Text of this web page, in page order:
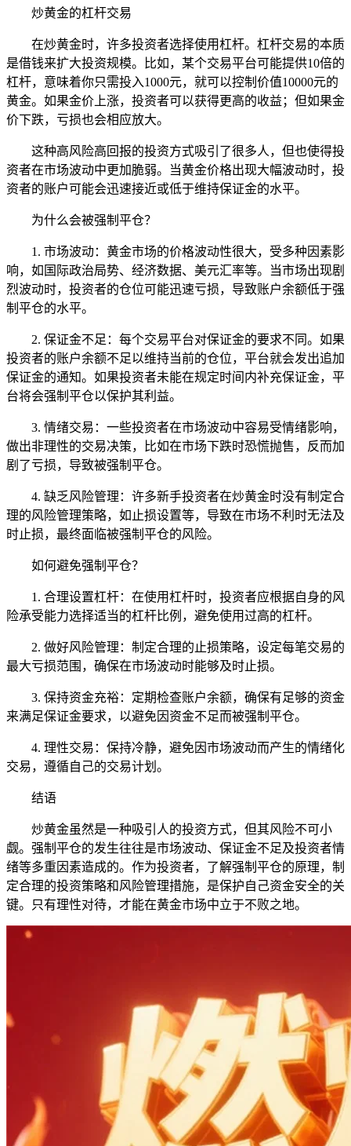
炒黄金的杠杆交易
在炒黄金时，许多投资者选择使用杠杆。杠杆交易的本质
是借钱来扩大投资规模。比如，某个交易平台可能提供10倍的
杠杆，意味着你只需投入1000元，就可以控制价值10000元的
黄金。如果金价上涨，投资者可以获得更高的收益；但如果金
价下跌，亏损也会相应放大。
这种高风险高回报的投资方式吸引了很多人，但也使得投
资者在市场波动中更加脆弱。当黄金价格出现大幅波动时，投
资者的账户可能会迅速接近或低于维持保证金的水平。
为什么会被强制平仓？
1. 市场波动：黄金市场的价格波动性很大，受多种因素影
响，如国际政治局势、经济数据、美元汇率等。当市场出现剧
烈波动时，投资者的仓位可能迅速亏损，导致账户余额低于强
制平仓的水平。
2. 保证金不足：每个交易平台对保证金的要求不同。如果
投资者的账户余额不足以维持当前的仓位，平台就会发出追加
保证金的通知。如果投资者未能在规定时间内补充保证金，平
台将会强制平仓以保护其利益。
3. 情绪交易：一些投资者在市场波动中容易受情绪影响，
做出非理性的交易决策，比如在市场下跌时恐慌抛售，反而加
剧了亏损，导致被强制平仓。
4. 缺乏风险管理：许多新手投资者在炒黄金时没有制定合
理的风险管理策略，如止损设置等，导致在市场不利时无法及
时止损，最终面临被强制平仓的风险。
如何避免强制平仓？
1. 合理设置杠杆：在使用杠杆时，投资者应根据自身的风
险承受能力选择适当的杠杆比例，避免使用过高的杠杆。
2. 做好风险管理：制定合理的止损策略，设定每笔交易的
最大亏损范围，确保在市场波动时能够及时止损。
3. 保持资金充裕：定期检查账户余额，确保有足够的资金
来满足保证金要求，以避免因资金不足而被强制平仓。
4. 理性交易：保持冷静，避免因市场波动而产生的情绪化
交易，遵循自己的交易计划。
结语
炒黄金虽然是一种吸引人的投资方式，但其风险不可小
觑。强制平仓的发生往往是市场波动、保证金不足及投资者情
绪等多重因素造成的。作为投资者，了解强制平仓的原理，制
定合理的投资策略和风险管理措施，是保护自己资金安全的关
键。只有理性对待，才能在黄金市场中立于不败之地。